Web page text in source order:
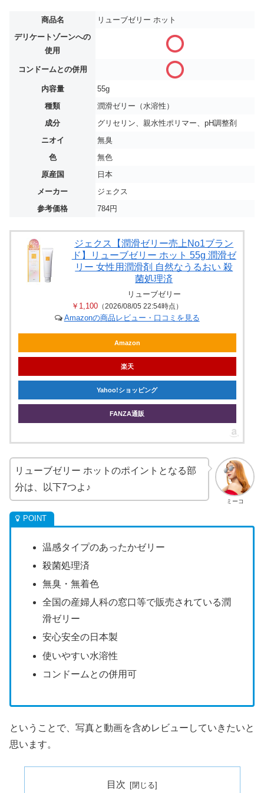
商品名
リューブゼリー ホット
デリケートゾーンへの
使用
コンドームとの併用
内容量
55g
種類
潤滑ゼリー（水溶性）
成分
グリセリン、親水性ポリマー、pH調整剤
ニオイ
無臭
色
無色
原産国
日本
メーカー
ジェクス
参考価格
784円
ジェクス【潤滑ゼリー売上No1ブラン
ド】リューブゼリー ホット 55g 潤滑ゼ
リー 女性用潤滑剤 自然なうるおい 殺
菌処理済
リューブゼリー
￥1,100 （2026/08/05 22:54時点）
Amazonの商品レビュー・口コミを見る
Amazon
楽天
Yahoo!ショッピング
FANZA通販
ミーコ
リューブゼリー ホットのポイントとなる部
分は、以下7つよ♪
温感タイプのあったかゼリー
殺菌処理済
無臭・無着色
全国の産婦人科の窓口等で販売されている潤
滑ゼリー
安心安全の日本製
使いやすい水溶性
コンドームとの併用可
ということで、写真と動画を含めレビューしていきたいと
思います。
目次